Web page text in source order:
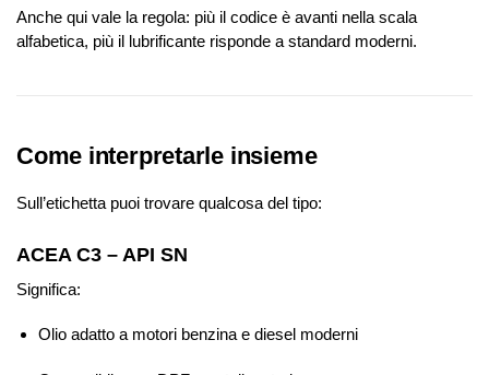
Anche qui vale la regola: più il codice è avanti nella scala
alfabetica, più il lubrificante risponde a standard moderni.
Come interpretarle insieme
Sull’etichetta puoi trovare qualcosa del tipo:
ACEA C3 – API SN
Significa:
Olio adatto a motori benzina e diesel moderni